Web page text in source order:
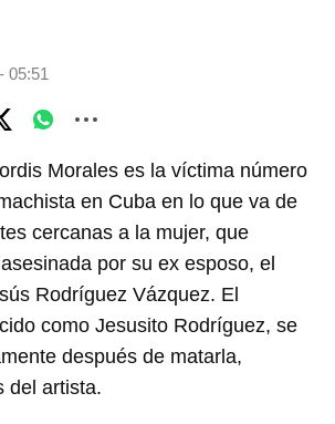
05:51
Morales es la víctima número
en Cuba en lo que va de
cercanas a la mujer, que
por su ex esposo, el
Rodríguez Vázquez. El
como Jesusito Rodríguez, se
después de matarla,
del artista.